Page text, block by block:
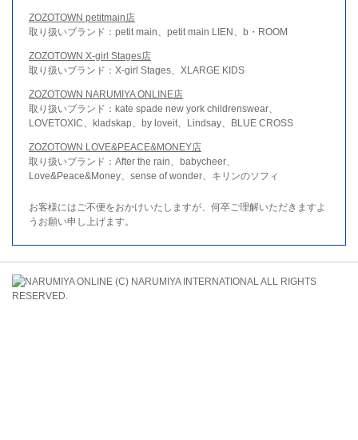
ZOZOTOWN petitmain店
取り扱いブランド：petit main、petit main LIEN、b・ROOM
ZOZOTOWN X-girl Stages店
取り扱いブランド：X-girl Stages、XLARGE KIDS
ZOZOTOWN NARUMIYA ONLINE店
取り扱いブランド：kate spade new york childrenswear、
LOVETOXIC、kladskap、by loveit、Lindsay、BLUE CROSS
ZOZOTOWN LOVE&PEACE&MONEY店
取り扱いブランド：After the rain、babycheer、
Love&Peace&Money、sense of wonder、キリンのソフィ
お客様にはご不便をおかけいたしますが、何卒ご理解いただきますよ
うお願い申し上げます。